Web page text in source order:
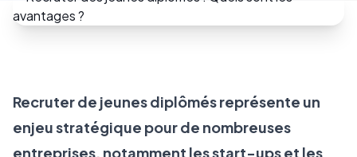
Recruter de jeunes diplômés représente un
enjeu stratégique pour de nombreuses
entreprises, notamment les start-ups et les